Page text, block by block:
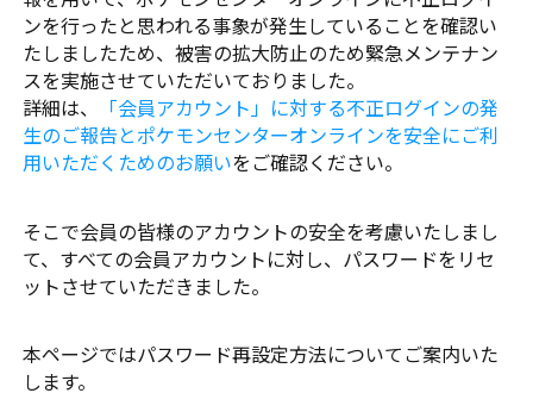
ンを行ったと思われる事象が発生していることを確認い
たしましたため、被害の拡大防止のため緊急メンテナン
スを実施させていただいておりました。
詳細は、
「会員アカウント」に対する不正ログインの発
生のご報告とポケモンセンターオンラインを安全にご利
用いただくためのお願いをご確認ください。
そこで会員の皆様のアカウントの安全を考慮いたしまし
て、すべての会員アカウントに対し、パスワードをリセ
ットさせていただきました。
本ページではパスワード再設定方法についてご案内いた
します。